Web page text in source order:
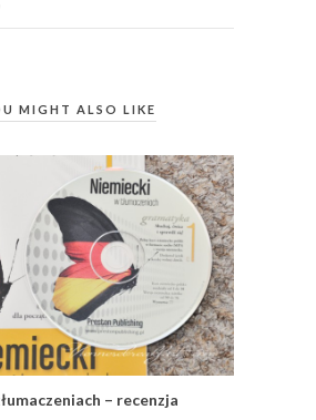
MIGHT ALSO LIKE
– recenzja